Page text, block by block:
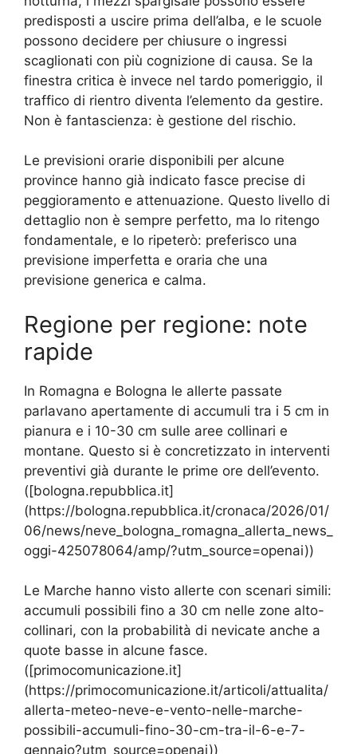
predisposti a uscire prima dell’alba, e le scuole
possono decidere per chiusure o ingressi
scaglionati con più cognizione di causa. Se la
finestra critica è invece nel tardo pomeriggio, il
traffico di rientro diventa l’elemento da gestire.
Non è fantascienza: è gestione del rischio.
Le previsioni orarie disponibili per alcune
province hanno già indicato fasce precise di
peggioramento e attenuazione. Questo livello di
dettaglio non è sempre perfetto, ma lo ritengo
fondamentale, e lo ripeterò: preferisco una
previsione imperfetta e oraria che una
previsione generica e calma.
Regione per regione: note
rapide
In Romagna e Bologna le allerte passate
parlavano apertamente di accumuli tra i 5 cm in
pianura e i 10-30 cm sulle aree collinari e
montane. Questo si è concretizzato in interventi
preventivi già durante le prime ore dell’evento.
([bologna.repubblica.it]
(https://bologna.repubblica.it/cronaca/2026/01/
06/news/neve_bologna_romagna_allerta_news_
oggi-425078064/amp/?utm_source=openai))
Le Marche hanno visto allerte con scenari simili:
accumuli possibili fino a 30 cm nelle zone alto-
collinari, con la probabilità di nevicate anche a
quote basse in alcune fasce.
([primocomunicazione.it]
(https://primocomunicazione.it/articoli/attualita/
allerta-meteo-neve-e-vento-nelle-marche-
possibili-accumuli-fino-30-cm-tra-il-6-e-7-
gennaio?utm_source=openai))